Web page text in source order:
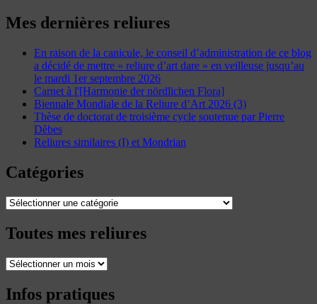
Mes dernières reliures
En raison de la canicule, le conseil d’administration de ce blog
a décidé de mettre « reliure d’art dare » en veilleuse jusqu’au
le mardi 1er septembre 2026
Carnet à l'[Harmonie der nördlichen Flora]
Biennale Mondiale de la Reliure d’Art 2026 (3)
Thèse de doctorat de troisième cycle soutenue par Pierre
Dèbes
Reliures similaires (I) et Mondrian
Catégories
Catégories
Toutes mes reliures
Toutes
reliures
Infos pratiques